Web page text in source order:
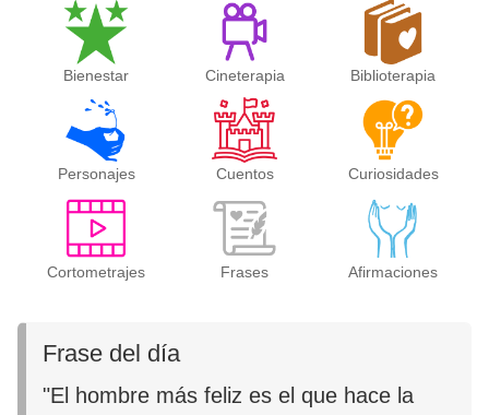
Bienestar Cineterapia Biblioterapia
Personajes Cuentos Curiosidades
Cortometrajes Frases Afirmaciones
Frase del día
"El hombre más feliz es el que hace la